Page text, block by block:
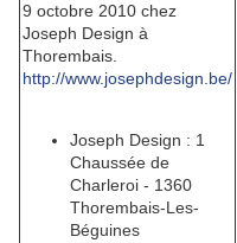
9 octobre 2010 chez
Joseph Design à
Thorembais.
http://www.josephdesign.be/
Joseph Design : 1
Chaussée de
Charleroi - 1360
Thorembais-Les-
Béguines